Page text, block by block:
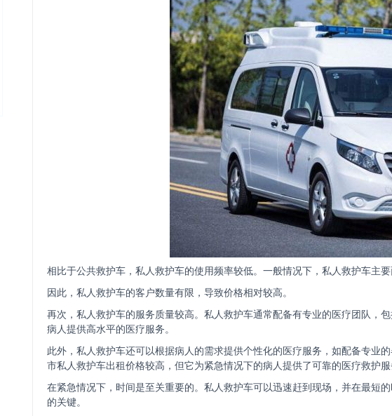
相比于公共救护车，私人救护车的使用频率较低。一般情况下，私人救护车主
因此，私人救护车的客户数量有限，导致价格相对较高。
再次，私人救护车的服务质量较高。私人救护车通常配备有专业的医疗团队，
病人提供高水平的医疗服务。
此外，私人救护车还可以根据病人的需求提供个性化的医疗服务，如配备专业
市私人救护车出租价格较高，但它为紧急情况下的病人提供了可靠的医疗救护服
在紧急情况下，时间是至关重要的。私人救护车可以迅速赶到现场，并在最短
的关键。